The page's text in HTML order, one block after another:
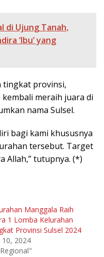
di Ujung Tanah,
‘Ibu’ yang
tingkat provinsi,
meraih juara di
nama Sulsel.
bagi kami khususnya
tersebut. Target
Allah,” tutupnya. (*)
Manggala Raih
1 Lomba Kelurahan
Provinsi Sulsel 2024
10, 2024